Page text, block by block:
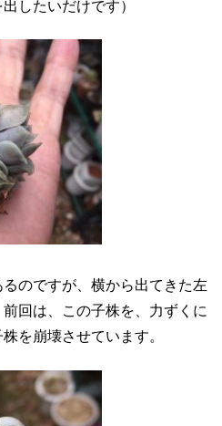
したいだけです）
のですが、横から出てきた左
回は、この子株を、力ずくに
を崩壊させています。